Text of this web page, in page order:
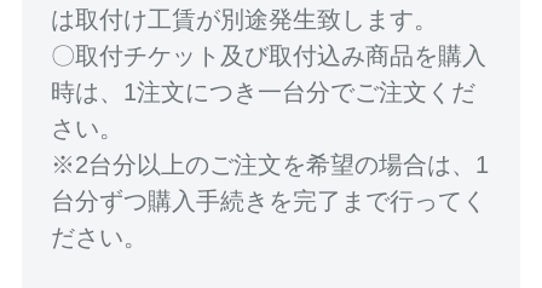
は取付け工賃が別途発生致します。
〇取付チケット及び取付込み商品を購入
時は、1注文につき一台分でご注文くだ
さい。
※2台分以上のご注文を希望の場合は、1
台分ずつ購入手続きを完了まで行ってく
ださい。